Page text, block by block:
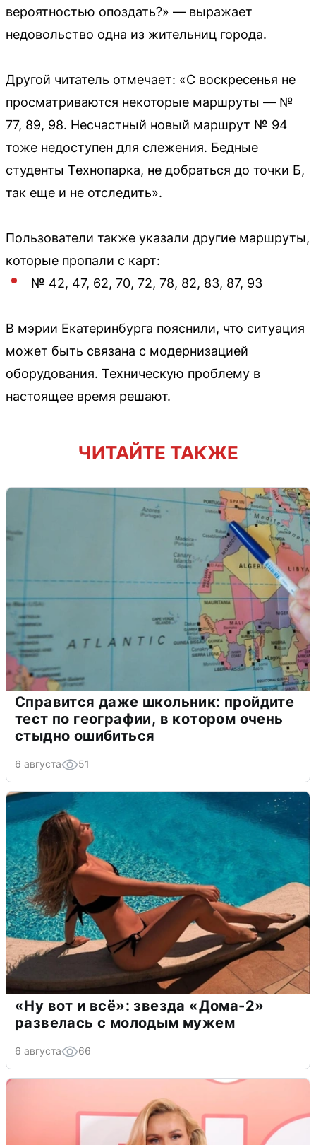
вероятностью опоздать?» — выражает
недовольство одна из жительниц города.
Другой читатель отмечает: «С воскресенья не
просматриваются некоторые маршруты — №
77, 89, 98. Несчастный новый маршрут № 94
тоже недоступен для слежения. Бедные
студенты Технопарка, не добраться до точки Б,
так еще и не отследить».
Пользователи также указали другие маршруты,
которые пропали с карт:
№ 42, 47, 62, 70, 72, 78, 82, 83, 87, 93
В мэрии Екатеринбурга пояснили, что ситуация
может быть связана с модернизацией
оборудования. Техническую проблему в
настоящее время решают.
ЧИТАЙТЕ ТАКЖЕ
Справится даже школьник: пройдите
тест по географии, в котором очень
стыдно ошибиться
6 августа 51
«Ну вот и всё»: звезда «Дома-2»
развелась с молодым мужем
6 августа 66